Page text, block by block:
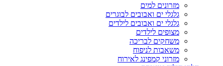
מזרונים למים
גלגלי ים ואבובים לבוגרים
גלגלי ים ואבובים לילדים
מצופים לילדים
משחקים לבריכה
משאבות לניפוח
מזרוני קמפינג לאירוח